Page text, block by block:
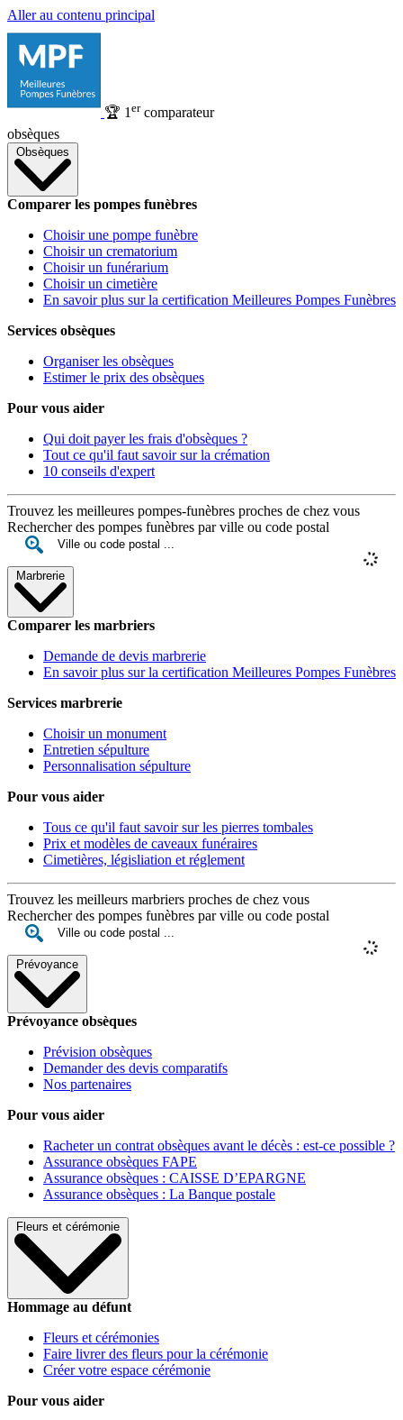
Aller au contenu principal
🏆 1 ercomparateur
obsèques
Obsèques
Comparer les pompes funèbres
Choisir une pompe funèbre
Choisir un crematorium
Choisir un funérarium
Choisir un cimetière
En savoir plus sur la certification Meilleures Pompes Funèbres
Services obsèques
Organiser les obsèques
Estimer le prix des obsèques
Pour vous aider
Qui doit payer les frais d'obsèques ?
Tout ce qu'il faut savoir sur la crémation
10 conseils d'expert
Trouvez les meilleures pompes-funèbres proches de chez vous
Rechercher des pompes funèbres par ville ou code postal
Marbrerie
Comparer les marbriers
Demande de devis marbrerie
En savoir plus sur la certification Meilleures Pompes Funèbres
Services marbrerie
Choisir un monument
Entretien sépulture
Personnalisation sépulture
Pour vous aider
Tous ce qu'il faut savoir sur les pierres tombales
Prix et modèles de caveaux funéraires
Cimetières, législiation et réglement
Trouvez les meilleurs marbriers proches de chez vous
Rechercher des pompes funèbres par ville ou code postal
Prévoyance
Prévoyance obsèques
Prévision obsèques
Demander des devis comparatifs
Nos partenaires
Pour vous aider
Racheter un contrat obsèques avant le décès : est-ce possible ?
Assurance obsèques FAPE
Assurance obsèques : CAISSE D’EPARGNE
Assurance obsèques : La Banque postale
Fleurs et cérémonie
Hommage au défunt
Fleurs et cérémonies
Faire livrer des fleurs pour la cérémonie
Créer votre espace cérémonie
Pour vous aider